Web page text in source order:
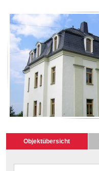
Objektübersicht